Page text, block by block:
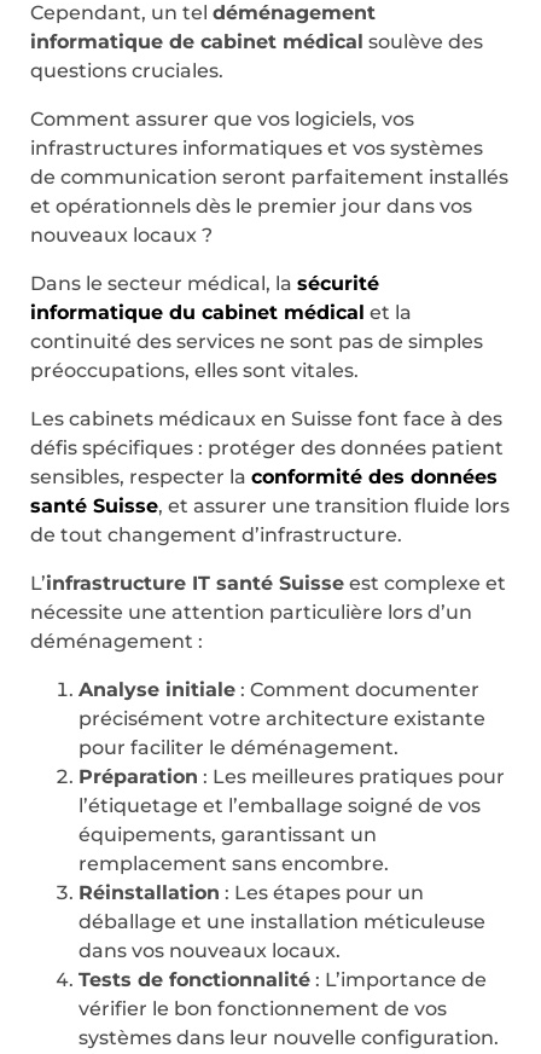
Cependant, un tel déménagement
informatique de cabinet médical soulève des
questions cruciales.
Comment assurer que vos logiciels, vos
infrastructures informatiques et vos systèmes
de communication seront parfaitement installés
et opérationnels dès le premier jour dans vos
nouveaux locaux ?
Dans le secteur médical, la sécurité
informatique du cabinet médical et la
continuité des services ne sont pas de simples
préoccupations, elles sont vitales.
Les cabinets médicaux en Suisse font face à des
défis spécifiques : protéger des données patient
sensibles, respecter la conformité des données
santé Suisse, et assurer une transition fluide lors
de tout changement d’infrastructure.
L’infrastructure IT santé Suisse est complexe et
nécessite une attention particulière lors d’un
déménagement :
Analyse initiale : Comment documenter
précisément votre architecture existante
pour faciliter le déménagement.
Préparation : Les meilleures pratiques pour
l’étiquetage et l’emballage soigné de vos
équipements, garantissant un
remplacement sans encombre.
Réinstallation : Les étapes pour un
déballage et une installation méticuleuse
dans vos nouveaux locaux.
Tests de fonctionnalité : L’importance de
vérifier le bon fonctionnement de vos
systèmes dans leur nouvelle configuration.